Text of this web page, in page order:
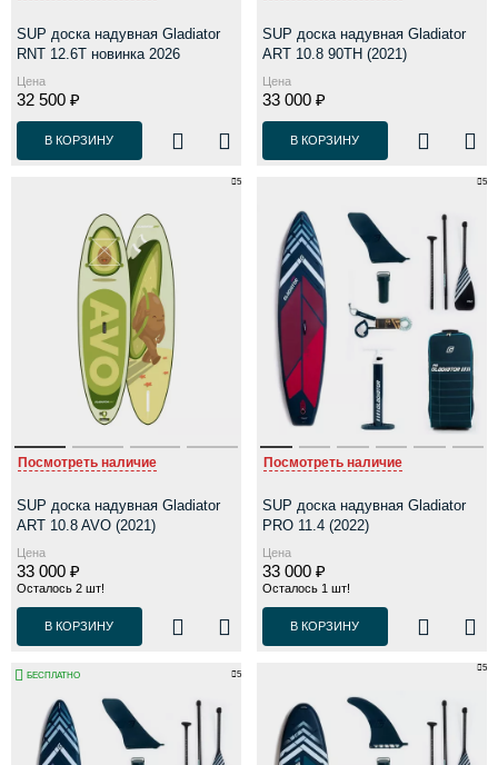
SUP доска надувная Gladiator
RNT 12.6T новинка 2026
Цена
32 500 ₽
В КОРЗИНУ
SUP доска надувная Gladiator
ART 10.8 90TH (2021)
Цена
33 000 ₽
В КОРЗИНУ
5
Посмотреть наличие
SUP доска надувная Gladiator
ART 10.8 AVO (2021)
Цена
33 000 ₽
Осталось 2 шт!
В КОРЗИНУ
5
Посмотреть наличие
SUP доска надувная Gladiator
PRO 11.4 (2022)
Цена
33 000 ₽
Осталось 1 шт!
В КОРЗИНУ
БЕСПЛАТНО 5
5